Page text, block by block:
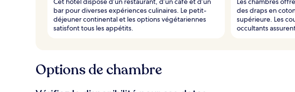
bar pour diverses expériences culinaires. Le petit-
déjeuner continental et les options végétariennes
satisfont tous les appétits.
des draps en
supérieure. Les
occultants
Options de chambre